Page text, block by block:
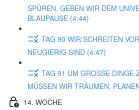
SPÜREN, GEBEN WIR DEM
BLAUPAUSE (4:44)
TAG 90 WIR SCHREITEN
NEUGIERIG SIND (4:47)
TAG 91 UM GROSSE DINGE
MÜSSEN WIR TRÄUMEN,
14. WOCHE